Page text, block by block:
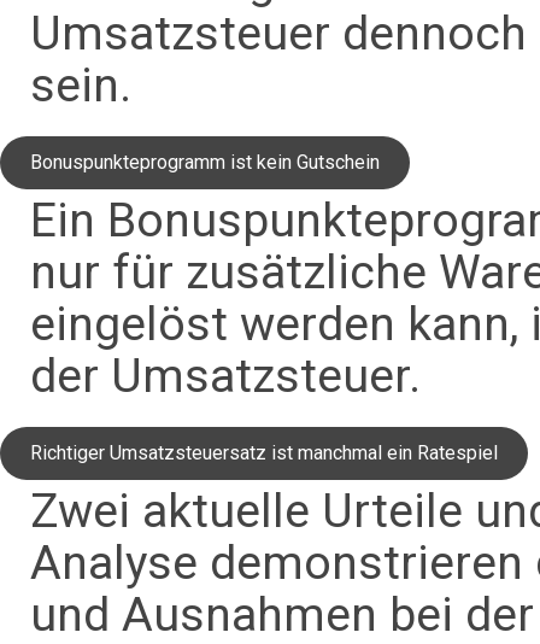
Umsatzsteuer
sein.
Bonuspunkteprogramm ist kein Gutschein
Ein
nur für zusätzliche
eingelöst werden
der Umsatzsteuer.
Richtiger Umsatzsteuersatz ist manchmal ein Ratespiel
Zwei aktuelle Urteile
Analyse
und Ausnahmen bei